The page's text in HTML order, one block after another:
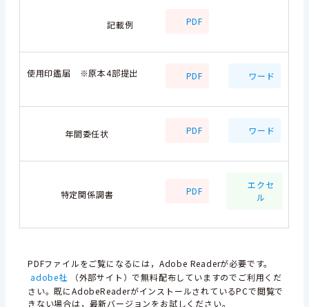
記載例 PDF
使用印鑑届 ※原本4部提出 PDF ワード
年間委任状 PDF ワード
特定関係調書 PDF
エクセ
ル
PDFファイルをご覧になるには，Adobe Readerが必要です。
adobe社
（外部サイト）で無料配布していますのでご利用くだ
さい。既にAdobeReaderがインストールされているPCで閲覧で
きない場合は，最新バージョンをお試しください。